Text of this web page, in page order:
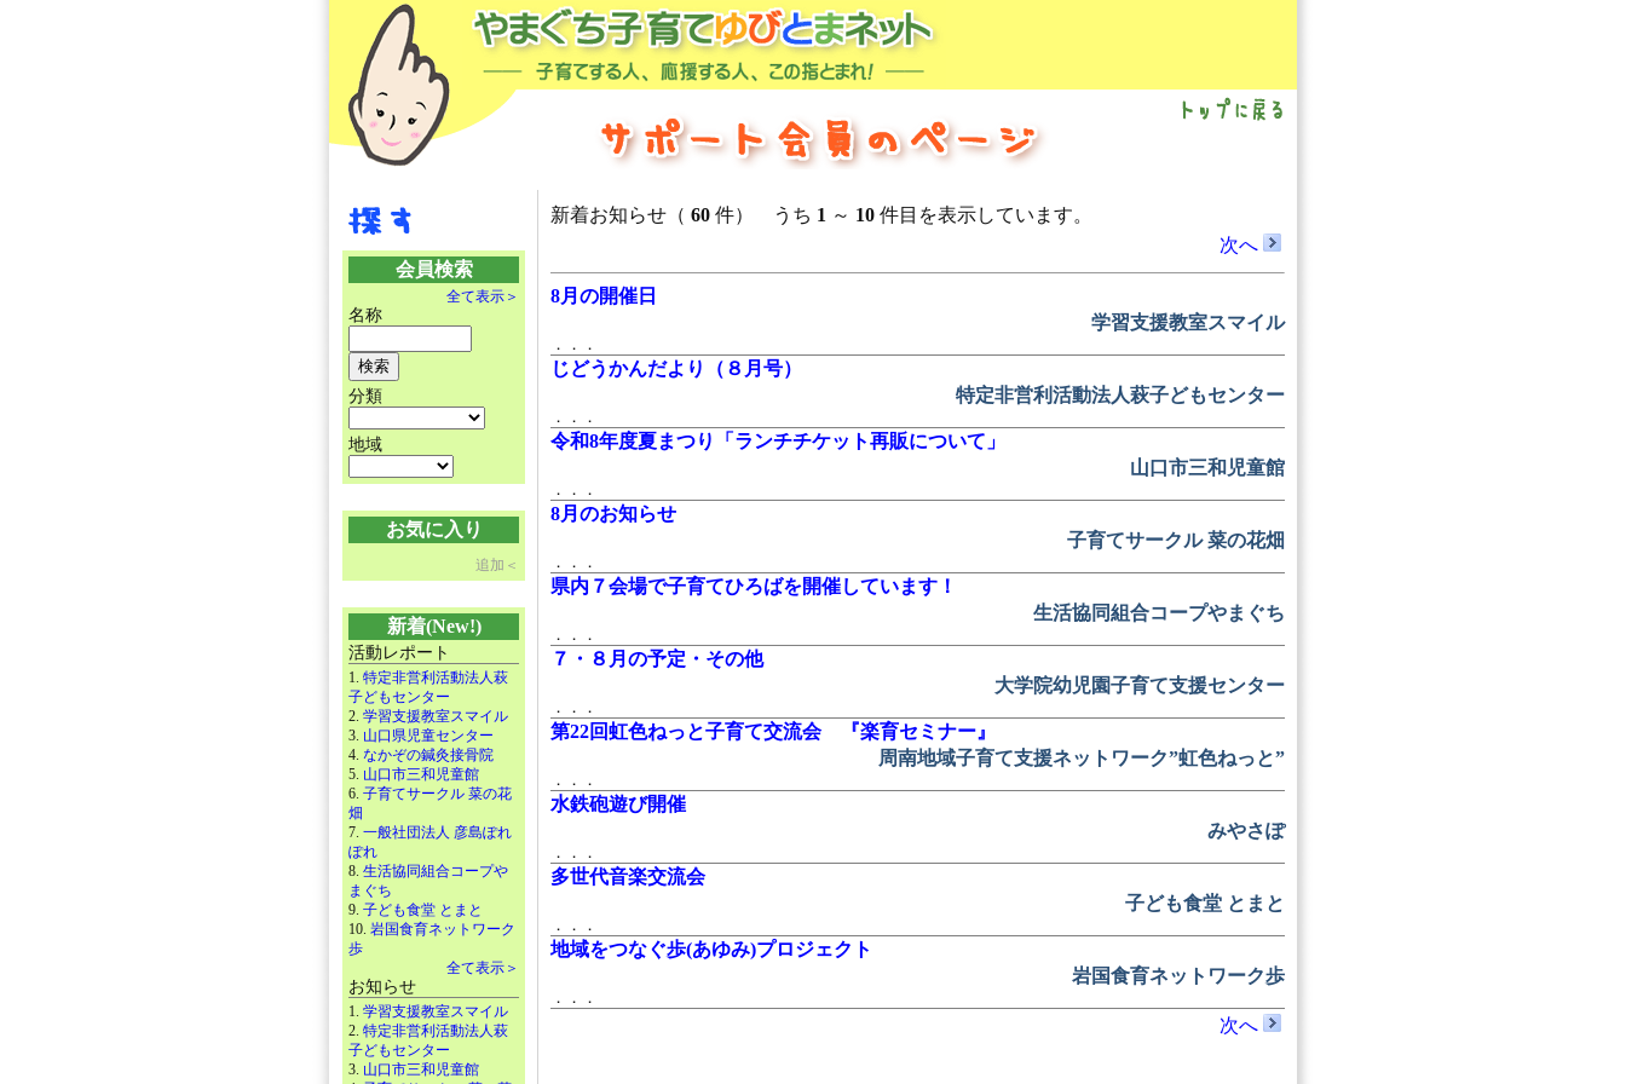
会員検索
全て表示＞
名称
分類
地域
お気に入り
追加＜
新着(New!)
活動レポート
1. 特定非営利活動法人萩
子どもセンター
2. 学習支援教室スマイル
3. 山口県児童センター
4. なかぞの鍼灸接骨院
5. 山口市三和児童館
6. 子育てサークル 菜の花
畑
7. 一般社団法人 彦島ぽれ
ぽれ
8. 生活協同組合コープや
まぐち
9. 子ども食堂 とまと
10. 岩国食育ネットワーク
歩
全て表示＞
お知らせ
1. 学習支援教室スマイル
2. 特定非営利活動法人萩
子どもセンター
3. 山口市三和児童館
新着お知らせ（ 60 件） うち 1 ～ 10 件目を表示しています。
次へ
8月の開催日
学習支援教室スマイル
．．．
じどうかんだより（８月号）
特定非営利活動法人萩子どもセンター
．．．
令和8年度夏まつり「ランチチケット再販について」
山口市三和児童館
．．．
8月のお知らせ
子育てサークル 菜の花畑
．．．
県内７会場で子育てひろばを開催しています！
生活協同組合コープやまぐち
．．．
７・８月の予定・その他
大学院幼児園子育て支援センター
．．．
第22回虹色ねっと子育て交流会 『楽育セミナー』
周南地域子育て支援ネットワーク”虹色ねっと”
．．．
水鉄砲遊び開催
みやさぽ
．．．
多世代音楽交流会
子ども食堂 とまと
．．．
地域をつなぐ歩(あゆみ)プロジェクト
岩国食育ネットワーク歩
．．．
次へ